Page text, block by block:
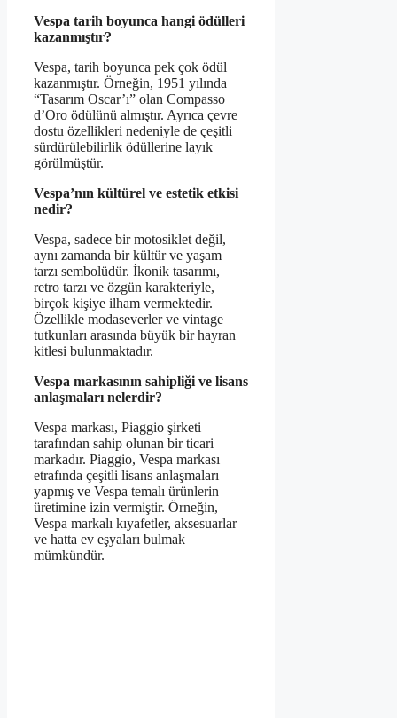
Vespa tarih boyunca hangi ödülleri
kazanmıştır?
Vespa, tarih boyunca pek çok ödül
kazanmıştır. Örneğin, 1951 yılında
“Tasarım Oscar’ı” olan Compasso
d’Oro ödülünü almıştır. Ayrıca çevre
dostu özellikleri nedeniyle de çeşitli
sürdürülebilirlik ödüllerine layık
görülmüştür.
Vespa’nın kültürel ve estetik etkisi
nedir?
Vespa, sadece bir motosiklet değil,
aynı zamanda bir kültür ve yaşam
tarzı sembolüdür. İkonik tasarımı,
retro tarzı ve özgün karakteriyle,
birçok kişiye ilham vermektedir.
Özellikle modaseverler ve vintage
tutkunları arasında büyük bir hayran
kitlesi bulunmaktadır.
Vespa markasının sahipliği ve lisans
anlaşmaları nelerdir?
Vespa markası, Piaggio şirketi
tarafından sahip olunan bir ticari
markadır. Piaggio, Vespa markası
etrafında çeşitli lisans anlaşmaları
yapmış ve Vespa temalı ürünlerin
üretimine izin vermiştir. Örneğin,
Vespa markalı kıyafetler, aksesuarlar
ve hatta ev eşyaları bulmak
mümkündür.